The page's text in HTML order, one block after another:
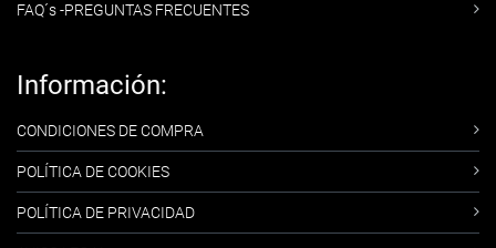
FAQ´s -PREGUNTAS FRECUENTES
Información:
CONDICIONES DE COMPRA
POLÍTICA DE COOKIES
POLÍTICA DE PRIVACIDAD